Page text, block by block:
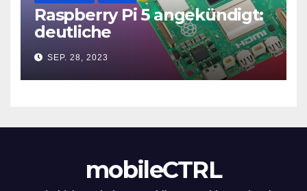
Raspberry Pi 5 angekündigt:
deutliche
Leistungssteigerung und bis
zu 2x 4K60
SEP. 28, 2023
mobileCTRL